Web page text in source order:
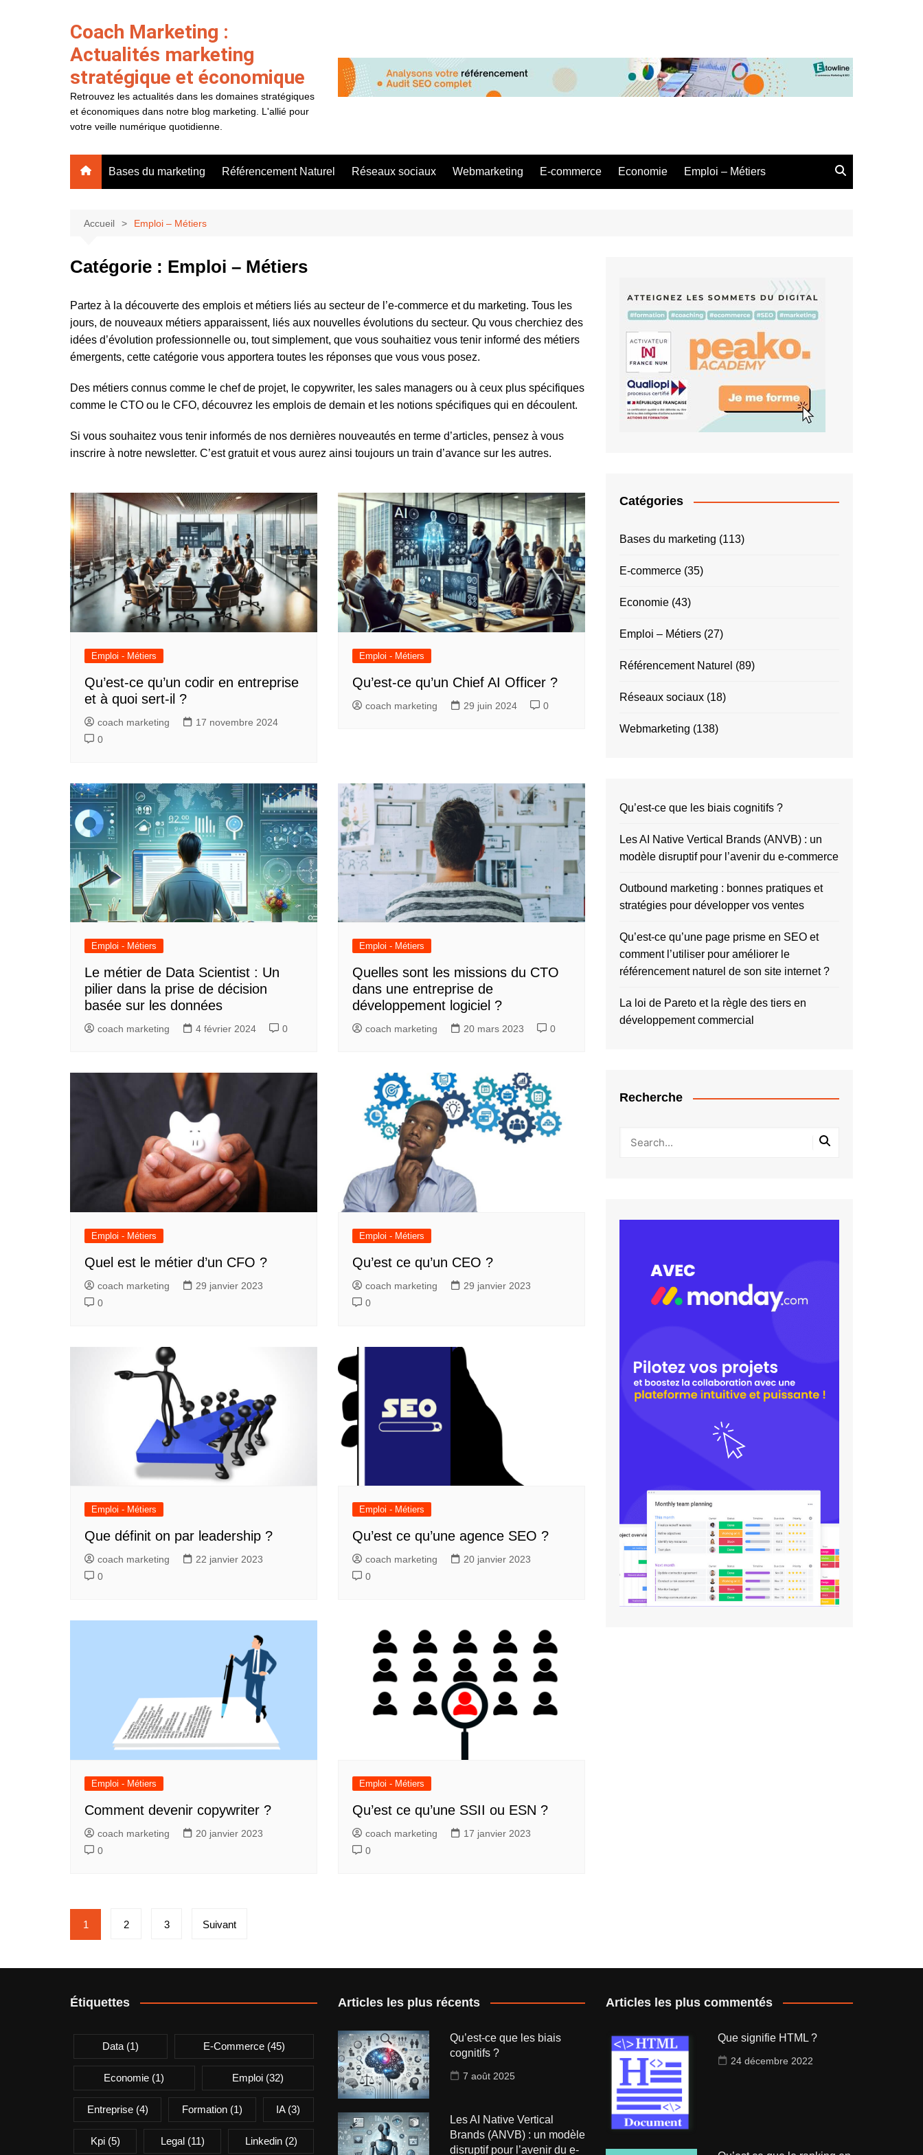
Coach Marketing :
Actualités marketing
stratégique et économique
Retrouvez les actualités dans les domaines stratégiques
et économiques dans notre blog marketing. L'allié pour
votre veille numérique quotidienne.
Bases du marketing Référencement Naturel Réseaux sociaux Webmarketing E-commerce Economie Emploi – Métiers
Accueil Emploi – Métiers
Catégorie : Emploi – Métiers
Partez à la découverte des emplois et métiers liés au secteur de l’e-commerce et du marketing. Tous les
jours, de nouveaux métiers apparaissent, liés aux nouvelles évolutions du secteur. Qu vous cherchiez des
idées d’évolution professionnelle ou, tout simplement, que vous souhaitiez vous tenir informé des métiers
émergents, cette catégorie vous apportera toutes les réponses que vous vous posez.
Des métiers connus comme le chef de projet, le copywriter, les sales managers ou à ceux plus spécifiques
comme le CTO ou le CFO, découvrez les emplois de demain et les notions spécifiques qui en découlent.
Si vous souhaitez vous tenir informés de nos dernières nouveautés en terme d’articles, pensez à vous
inscrire à notre newsletter. C’est gratuit et vous aurez ainsi toujours un train d’avance sur les autres.
Emploi - Métiers
Qu’est-ce qu’un codir en entreprise
et à quoi sert-il ?
coach marketing
17 novembre 2024
0
Emploi - Métiers
Qu’est-ce qu’un Chief AI Officer ?
coach marketing 29 juin 2024 0
Emploi - Métiers
Le métier de Data Scientist : Un
pilier dans la prise de décision
basée sur les données
coach marketing 4 février 2024 0
Emploi - Métiers
Quelles sont les missions du CTO
dans une entreprise de
développement logiciel ?
coach marketing 20 mars 2023 0
Emploi - Métiers
Quel est le métier d’un CFO ?
coach marketing
29 janvier 2023
0
Emploi - Métiers
Qu’est ce qu’un CEO ?
coach marketing
29 janvier 2023
0
Emploi - Métiers
Que définit on par leadership ?
coach marketing
22 janvier 2023
0
Emploi - Métiers
Qu’est ce qu’une agence SEO ?
coach marketing
20 janvier 2023
0
Emploi - Métiers
Comment devenir copywriter ?
coach marketing
20 janvier 2023
0
Emploi - Métiers
Qu’est ce qu’une SSII ou ESN ?
coach marketing
17 janvier 2023
0
Pagination
des
publications
1 2 3 Suivant
Catégories
Bases du marketing (113)
E-commerce (35)
Economie (43)
Emploi – Métiers (27)
Référencement Naturel (89)
Réseaux sociaux (18)
Webmarketing (138)
Qu’est-ce que les biais cognitifs ?
Les AI Native Vertical Brands (ANVB) : un
modèle disruptif pour l’avenir du e-commerce
Outbound marketing : bonnes pratiques et
stratégies pour développer vos ventes
Qu’est-ce qu’une page prisme en SEO et
comment l’utiliser pour améliorer le
référencement naturel de son site internet ?
La loi de Pareto et la règle des tiers en
développement commercial
Recherche
Étiquettes
Data (1) E-Commerce (45)
Economie (1) Emploi(32)
Entreprise(4) Formation(1) IA(3)
Kpi(5) Legal(11) Linkedin(2)
Articles les plus récents
Qu’est-ce que les biais
cognitifs ?
7 août 2025
Les AI Native Vertical
Brands (ANVB) : un modèle
disruptif pour l’avenir du e-
Articles les plus commentés
Que signifie HTML ?
24 décembre 2022